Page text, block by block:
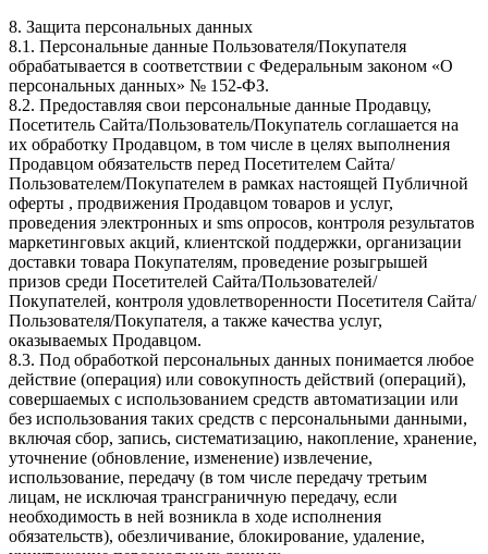
8. Защита персональных данных
8.1. Персональные данные Пользователя/Покупателя
обрабатывается в соответствии с Федеральным законом «О
персональных данных» № 152-ФЗ.
8.2. Предоставляя свои персональные данные Продавцу,
Посетитель Сайта/Пользователь/Покупатель соглашается на
их обработку Продавцом, в том числе в целях выполнения
Продавцом обязательств перед Посетителем Сайта/
Пользователем/Покупателем в рамках настоящей Публичной
оферты , продвижения Продавцом товаров и услуг,
проведения электронных и sms опросов, контроля результатов
маркетинговых акций, клиентской поддержки, организации
доставки товара Покупателям, проведение розыгрышей
призов среди Посетителей Сайта/Пользователей/
Покупателей, контроля удовлетворенности Посетителя Сайта/
Пользователя/Покупателя, а также качества услуг,
оказываемых Продавцом.
8.3. Под обработкой персональных данных понимается любое
действие (операция) или совокупность действий (операций),
совершаемых с использованием средств автоматизации или
без использования таких средств с персональными данными,
включая сбор, запись, систематизацию, накопление, хранение,
уточнение (обновление, изменение) извлечение,
использование, передачу (в том числе передачу третьим
лицам, не исключая трансграничную передачу, если
необходимость в ней возникла в ходе исполнения
обязательств), обезличивание, блокирование, удаление,